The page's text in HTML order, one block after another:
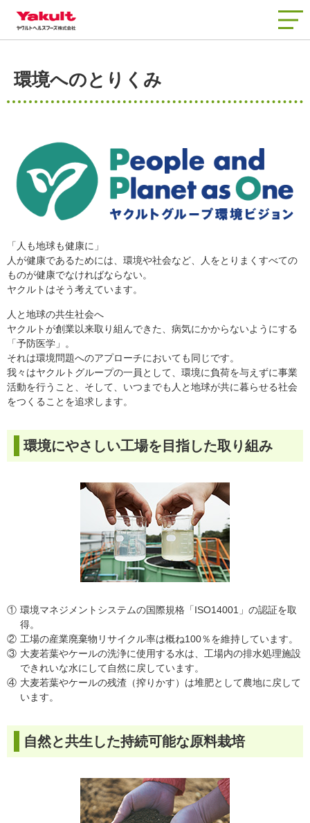
品質と安全
会社情報
環境へのとりくみ
「人も地球も健康に」
人が健康であるためには、環境や社会など、人をとりまくすべての
ものが健康でなければならない。
ヤクルトはそう考えています。
人と地球の共生社会へ
ヤクルトが創業以来取り組んできた、病気にかからないようにする
「予防医学」。
それは環境問題へのアプローチにおいても同じです。
我々はヤクルトグループの一員として、環境に負荷を与えずに事業
活動を行うこと、そして、いつまでも人と地球が共に暮らせる社会
をつくることを追求します。
環境にやさしい工場を目指した取り組み
① 環境マネジメントシステムの国際規格「ISO14001」の認証を取
得。
② 工場の産業廃棄物リサイクル率は概ね100％を維持しています。
③ 大麦若葉やケールの洗浄に使用する水は、工場内の排水処理施設
できれいな水にして自然に戻しています。
④ 大麦若葉やケールの残渣（搾りかす）は堆肥として農地に戻して
います。
自然と共生した持続可能な原料栽培